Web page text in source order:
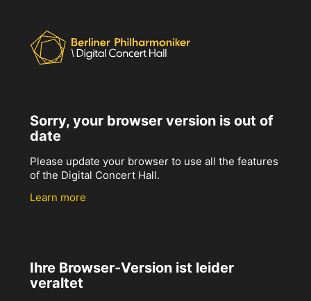
Sorry, your browser version is out of
date
Please update your browser to use all the features
of the Digital Concert Hall.
Learn more
Ihre Browser-Version ist leider
veraltet